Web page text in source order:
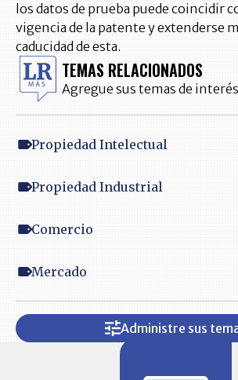
los datos de prueba puede coincidir
vigencia de la patente y extenderse
caducidad de esta.
TEMAS RELACIONADOS
Agregue sus temas de interés
Propiedad Intelectual
Propiedad Industrial
Comercio
Mercado
Administre sus